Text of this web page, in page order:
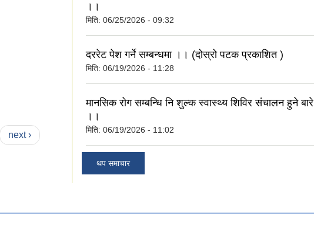
next ›
।।
मिति: 06/25/2026 - 09:32
दररेट पेश गर्ने सम्बन्धमा ।। (दोस्रो पटक प्रकाशित )
मिति: 06/19/2026 - 11:28
मानसिक रोग सम्बन्धि नि शुल्क स्वास्थ्य शिविर संचालन हुने बारे
।।
मिति: 06/19/2026 - 11:02
थप समाचार